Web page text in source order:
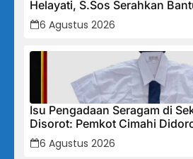
Helayati, S.Sos Serahkan
Terdampak Bencana di Desa
6 Agustus 2026
Isu Pengadaan Seragam di
Disorot: Pemkot Cimahi
Lakukan Pembinaan dan
Secara Menyeluruh
6 Agustus 2026